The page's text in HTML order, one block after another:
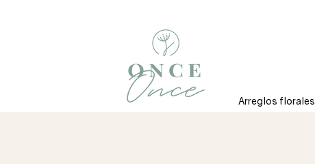
Arreglos florales